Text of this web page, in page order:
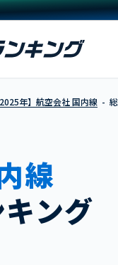
2025年】航空会社 国内線
線
ング